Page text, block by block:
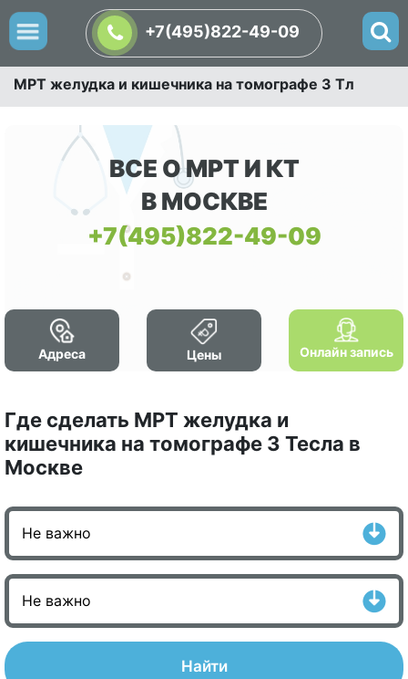
+7(495)822-49-09
МРТ желудка и кишечника на томографе 3 Тл
ВСЕ О МРТ И КТ
В МОСКВЕ
+7(495)822-49-09
Адреса Цены Онлайн запись
Где сделать МРТ желудка и
кишечника на томографе 3 Тесла в
Москве
Найти